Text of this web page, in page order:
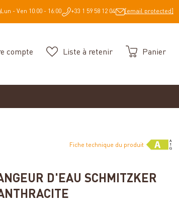
Lun - Ven 10:00 - 16:00 +33 1 59 58 12 04 [email protected]
compte Liste à retenir Panier
Fiche technique du produit
D'EAU SCHMITZKER